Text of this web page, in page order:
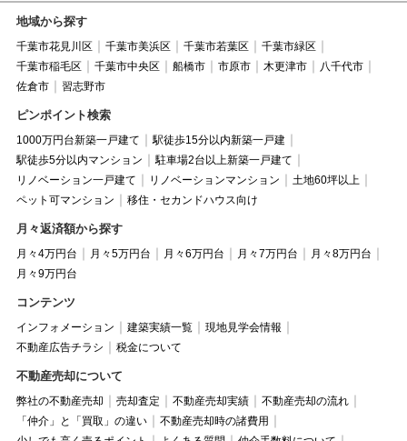
地域から探す
千葉市花見川区 千葉市美浜区 千葉市若葉区
千葉市緑区
千葉市稲毛区
千葉市中央区 船橋市 市原市 木更津市
八千代市
佐倉市
習志野市
ピンポイント検索
1000万円台新築一戸建て
駅徒歩15分以内新築一戸建
駅徒歩5分以内マンション
駐車場2台以上新築一戸建て
リノベーション一戸建て
リノベーションマンション
土地60坪以上
ペット可マンション
移住・セカンドハウス向け
月々返済額から探す
月々4万円台 月々5万円台 月々6万円台 月々7万円台
月々8万円台
月々9万円台
コンテンツ
インフォメーション 建築実績一覧
現地見学会情報
不動産広告チラシ
税金について
不動産売却について
弊社の不動産売却 売却査定 不動産売却実績
不動産売却の流れ
「仲介」と「買取」の違い
不動産売却時の諸費用